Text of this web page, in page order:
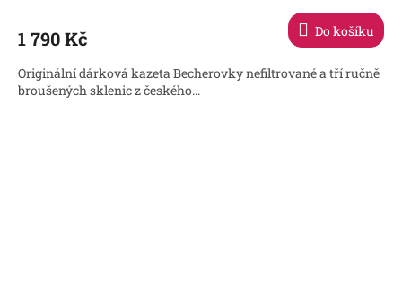
je
z
5
hvězdiček.
1 790 Kč Do košíku
Originální dárková kazeta Becherovky nefiltrované a tří ručně
broušených sklenic z českého...